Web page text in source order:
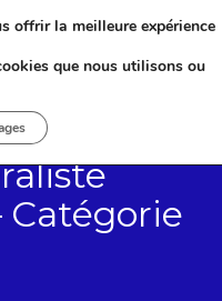
Catégorie
offrir la meilleure expérience
que nous utilisons ou